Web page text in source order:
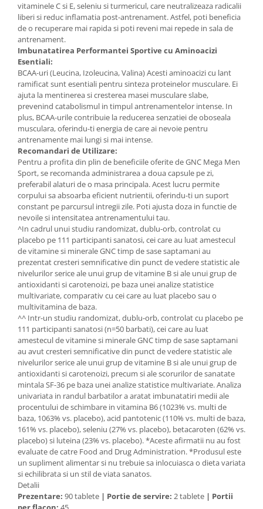
Chlorella
Colina
Electroliti
Produse Apicole
Cacao
vitaminele C si E, seleniu si turmericul, care neutralizeaza radicalii
liberi si reduc inflamatia post-antrenament. Astfel, poti beneficia
de o recuperare mai rapida si poti reveni mai repede in sala de
antrenament.
Imbunatatirea Performantei Sportive cu Aminoacizi
Esentiali:
BCAA-uri (Leucina, Izoleucina, Valina) Acesti aminoacizi cu lant
ramificat sunt esentiali pentru sinteza proteinelor musculare. Ei
ajuta la mentinerea si cresterea masei musculare slabe,
prevenind catabolismul in timpul antrenamentelor intense. In
plus, BCAA-urile contribuie la reducerea senzatiei de oboseala
musculara, oferindu-ti energia de care ai nevoie pentru
antrenamente mai lungi si mai intense.
Recomandari de Utilizare:
Pentru a profita din plin de beneficiile oferite de GNC Mega Men
Sport, se recomanda administrarea a doua capsule pe zi,
preferabil alaturi de o masa principala. Acest lucru permite
corpului sa absoarba eficient nutrientii, oferindu-ti un suport
constant pe parcursul intregii zile. Poti ajusta doza in functie de
nevoile si intensitatea antrenamentului tau.
^In cadrul unui studiu randomizat, dublu-orb, controlat cu
placebo pe 111 participanti sanatosi, cei care au luat amestecul
de vitamine si minerale GNC timp de sase saptamani au
prezentat cresteri semnificative din punct de vedere statistic ale
nivelurilor serice ale unui grup de vitamine B si ale unui grup de
antioxidanti si carotenoizi, pe baza unei analize statistice
multivariate, comparativ cu cei care au luat placebo sau o
multivitamina de baza.
^^ Intr-un studiu randomizat, dublu-orb, controlat cu placebo pe
111 participanti sanatosi (n=50 barbati), cei care au luat
amestecul de vitamine si minerale GNC timp de sase saptamani
au avut cresteri semnificative din punct de vedere statistic ale
nivelurilor serice ale unui grup de vitamine B si ale unui grup de
antioxidanti si carotenoizi, precum si ale scorurilor de sanatate
mintala SF-36 pe baza unei analize statistice multivariate. Analiza
univariata in randul barbatilor a aratat imbunatatiri medii ale
procentului de schimbare in vitamina B6 (1023% vs. multi de
baza, 1063% vs. placebo), acid pantotenic (110% vs. multi de baza,
161% vs. placebo), seleniu (27% vs. placebo), betacaroten (62% vs.
placebo) si luteina (23% vs. placebo). *Aceste afirmatii nu au fost
evaluate de catre Food and Drug Administration. *Produsul este
un supliment alimentar si nu trebuie sa inlocuiasca o dieta variata
si echilibrata si un stil de viata sanatos.
Detalii
Prezentare: 90 tablete | Portie de servire: 2 tablete | Portii